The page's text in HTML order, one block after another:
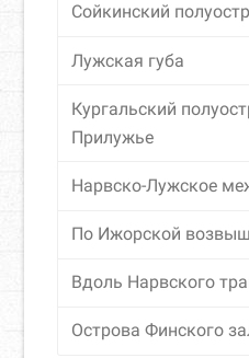
Сойкинский
Лужская губа
Кургальский
Прилужье
Нарвско-Лужское
По Ижорской
Вдоль Нарвского
Острова Финского